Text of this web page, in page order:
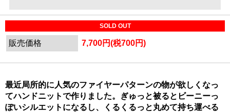
SOLD OUT
販売価格 7,700円(税700円)
最近局所的に人気のファイヤーパターンの物が欲しくなっ
てハンドニットで作りました。ぎゅっと被るとビーニーっ
ぽいシルエットになるし、くるくるっと丸めて持ち運べる